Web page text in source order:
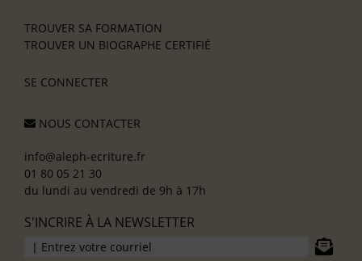
TROUVER SA FORMATION
TROUVER UN BIOGRAPHE CERTIFIÉ
SE CONNECTER
NOUS CONTACTER
info@aleph-ecriture.fr
01 80 05 21 30
du lundi au vendredi de 9h à 17h
S'INCRIRE À LA NEWSLETTER